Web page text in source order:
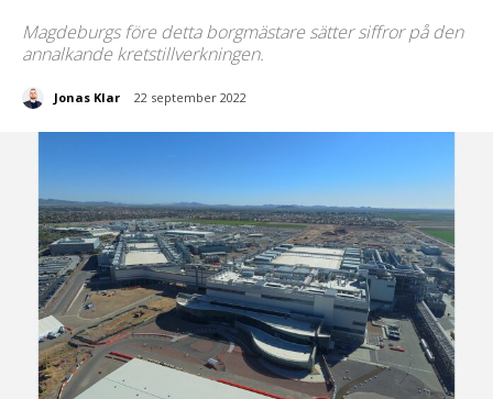
Magdeburgs före detta borgmästare sätter siffror på den
annalkande kretstillverkningen.
Jonas Klar 22 september 2022